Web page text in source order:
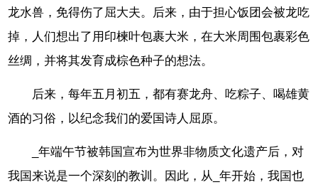
龙水兽，免得伤了屈大夫。后来，由于担心饭团会被龙吃
掉，人们想出了用印楝叶包裹大米，在大米周围包裹彩色
丝绸，并将其发育成棕色种子的想法。
后来，每年五月初五，都有赛龙舟、吃粽子、喝雄黄
酒的习俗，以纪念我们的爱国诗人屈原。
_年端午节被韩国宣布为世界非物质文化遗产后，对
我国来说是一个深刻的教训。因此，从_年开始，我国也